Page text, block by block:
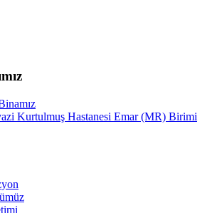
Kurtulmuş Hastanesi Emar (MR) Birimi